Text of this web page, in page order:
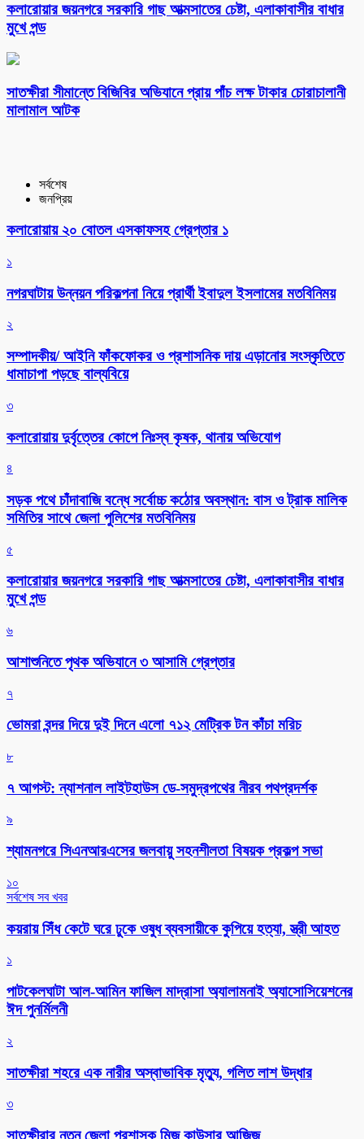
কলারোয়ার জয়নগরে সরকারি গাছ আত্মসাতের চেষ্টা, এলাকাবাসীর বাধার
মুখে পন্ড
সাতক্ষীরা সীমান্তে বিজিবির অভিযানে প্রায় পাঁচ লক্ষ টাকার চোরাচালানী
মালামাল আটক
সর্বশেষ
জনপ্রিয়
কলারোয়ায় ২০ বোতল এসকাফসহ গ্রেপ্তার ১
১
নগরঘাটায় উন্নয়ন পরিকল্পনা নিয়ে প্রার্থী ইবাদুল ইসলামের মতবিনিময়
২
সম্পাদকীয়/ আইনি ফাঁকফোকর ও প্রশাসনিক দায় এড়ানোর সংস্কৃতিতে
ধামাচাপা পড়ছে বাল্যবিয়ে
৩
কলারোয়ায় দুর্বৃত্তের কোপে নিঃস্ব কৃষক, থানায় অভিযোগ
৪
সড়ক পথে চাঁদাবাজি বন্ধে সর্বোচ্চ কঠোর অবস্থান: বাস ও ট্রাক মালিক
সমিতির সাথে জেলা পুলিশের মতবিনিময়
৫
কলারোয়ার জয়নগরে সরকারি গাছ আত্মসাতের চেষ্টা, এলাকাবাসীর বাধার
মুখে পন্ড
৬
আশাশুনিতে পৃথক অভিযানে ৩ আসামি গ্রেপ্তার
৭
ভোমরা বন্দর দিয়ে দুই দিনে এলো ৭১২ মেট্রিক টন কাঁচা মরিচ
৮
৭ আগস্ট: ন্যাশনাল লাইটহাউস ডে-সমুদ্রপথের নীরব পথপ্রদর্শক
৯
শ্যামনগরে সিএনআরএসের জলবায়ু সহনশীলতা বিষয়ক প্রকল্প সভা
১০
সর্বশেষ সব খবর
কয়রায় সিঁধ কেটে ঘরে ঢুকে ওষুধ ব্যবসায়ীকে কুপিয়ে হত্যা, স্ত্রী আহত
১
পাটকেলঘাটা আল-আমিন ফাজিল মাদ্রাসা অ্যালামনাই অ্যাসোসিয়েশনের
ঈদ পুনর্মিলনী
২
সাতক্ষীরা শহরে এক নারীর অস্বাভাবিক মৃত্যু, গলিত লাশ উদ্ধার
৩
সাতক্ষীরার নতুন জেলা প্রশাসক মিজ কাউসার আজিজ